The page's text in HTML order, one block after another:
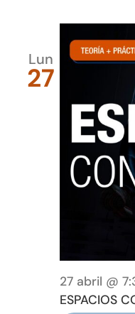
Lun
27
27 abril @
ESPACIOS